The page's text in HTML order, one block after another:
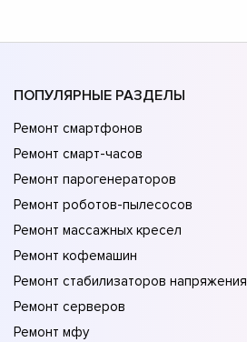
ПОПУЛЯРНЫЕ РАЗДЕЛЫ
Ремонт смартфонов
Ремонт смарт-часов
Ремонт парогенераторов
Ремонт роботов-пылесосов
Ремонт массажных кресел
Ремонт кофемашин
Ремонт стабилизаторов напряжения
Ремонт серверов
Ремонт мфу